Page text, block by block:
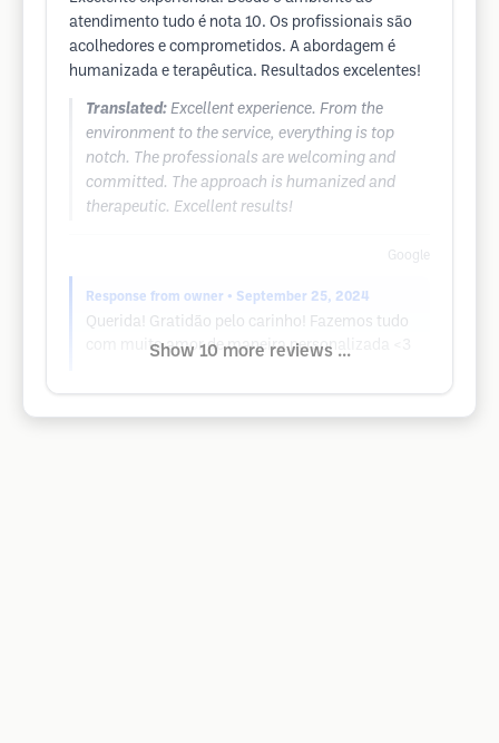
atendimento tudo é nota 10. Os profissionais são
acolhedores e comprometidos. A abordagem é
humanizada e terapêutica. Resultados excelentes!
Translated: Excellent experience. From the
environment to the service, everything is top
notch. The professionals are welcoming and
committed. The approach is humanized and
therapeutic. Excellent results!
Google
Response from owner • September 25, 2024
Querida! Gratidão pelo carinho! Fazemos tudo
com muito amor de maneira personalizada <3
Show 10 more reviews ...